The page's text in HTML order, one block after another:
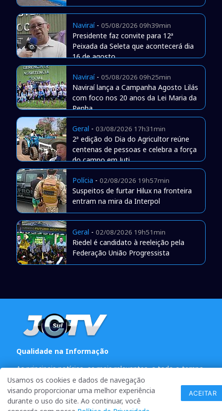
Naviraí- 05/08/2026 09h39min
Presidente faz convite para 12ª
Peixada da Seleta que acontecerá dia
16 de agosto
Naviraí- 05/08/2026 09h25min
Naviraí lança a Campanha Agosto Lilás
com foco nos 20 anos da Lei Maria da
Penha
Geral - 03/08/2026 17h31min
2ª edição do Dia do Agricultor reúne
centenas de pessoas e celebra a força
do campo em Juti
Polícia - 02/08/2026 19h57min
Suspeitos de furtar Hilux na fronteira
entram na mira da Interpol
Geral - 02/08/2026 19h51min
Riedel é candidato à reeleição pela
Federação União Progressista
Qualidade na Informação
As principais notícias, as mais relevantes, a todo o tempo,
atualizadas, pra você ficar bem informado.
On-line desde 01 de julho de 2007
O JCSul Não se responsabiliza pelo uso das informações
Usamos os cookies e dados de navegação
visando proporcionar uma melhor experiência
durante o uso do site. Ao continuar, você
ACEITAR